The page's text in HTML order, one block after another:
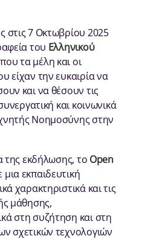
στις 7 Οκτωβρίου 2025
του Ελληνικού
τα μέλη και οι
είχαν την ευκαιρία να
και να θέσουν τις
και κοινωνικά
Νοημοσύνης στην
της εκδήλωσης, το Open
εκπαιδευτική
χαρακτηριστικά και τις
μάθησης,
στη συζήτηση και στη
σχετικών τεχνολογιών